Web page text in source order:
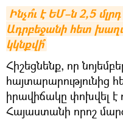
Ինչո՞ւ է ԵՄ–ն 2,5
Ադրբեջանի հետ
կկնքվի՞
Հիշեցնենք, որ
հայտարարությունից
իրավիճակը փոխվել է
Հայաստանի որոշ